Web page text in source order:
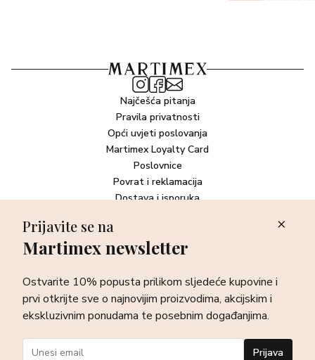
Najčešća pitanja
Pravila privatnosti
Opći uvjeti poslovanja
Martimex Loyalty Card
Poslovnice
Povrat i reklamacija
Dostava i isporuka
Newsletter
sve o najnovijim proizvodima, akcijskim i ekskluzivnim
ponudama te posebnim događanjima.
Prijava
Prijavite se na
Martimex newsletter
Ostvarite 10% popusta prilikom sljedeće kupovine i
prvi otkrijte sve o najnovijim proizvodima, akcijskim i
ekskluzivnim ponudama te posebnim događanjima.
Prijava